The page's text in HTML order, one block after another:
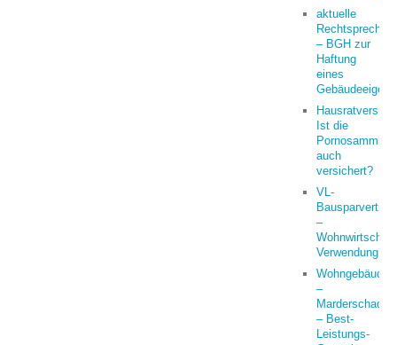
aktuelle
– BGH zur
Haftung
eines
Ist die
auch
versichert?
VL-
Bausparvertrag
–
Verwendung?
Wohngebäude
–
Marderschaden
– Best-
Leistungs-